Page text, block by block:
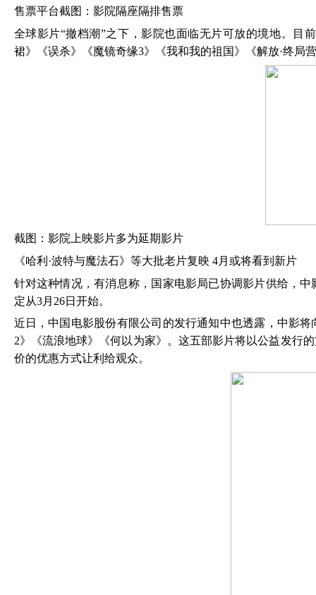
售票平台截图：影院隔座隔排售票
全球影片“撤档潮”之下，影院也面临无片可放的境地。目
裙》《误杀》《魔镜奇缘3》《我和我的祖国》《解放·终局
截图：影院上映影片多为延期影片
《哈利 ·波特与魔法石》等大批老片复映 4月或将看到新片
针对这种情况，有消息称，国家电影局已协调影片供给，
定从3月26日开始。
近日，中国电影股份有限公司的发行通知中也透露，中影
2》《流浪地球》《何以为家》。这五部影片将以公益发行
价的优惠方式让利给观众。